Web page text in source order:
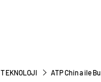
TEKNOLOJI ATP China ile